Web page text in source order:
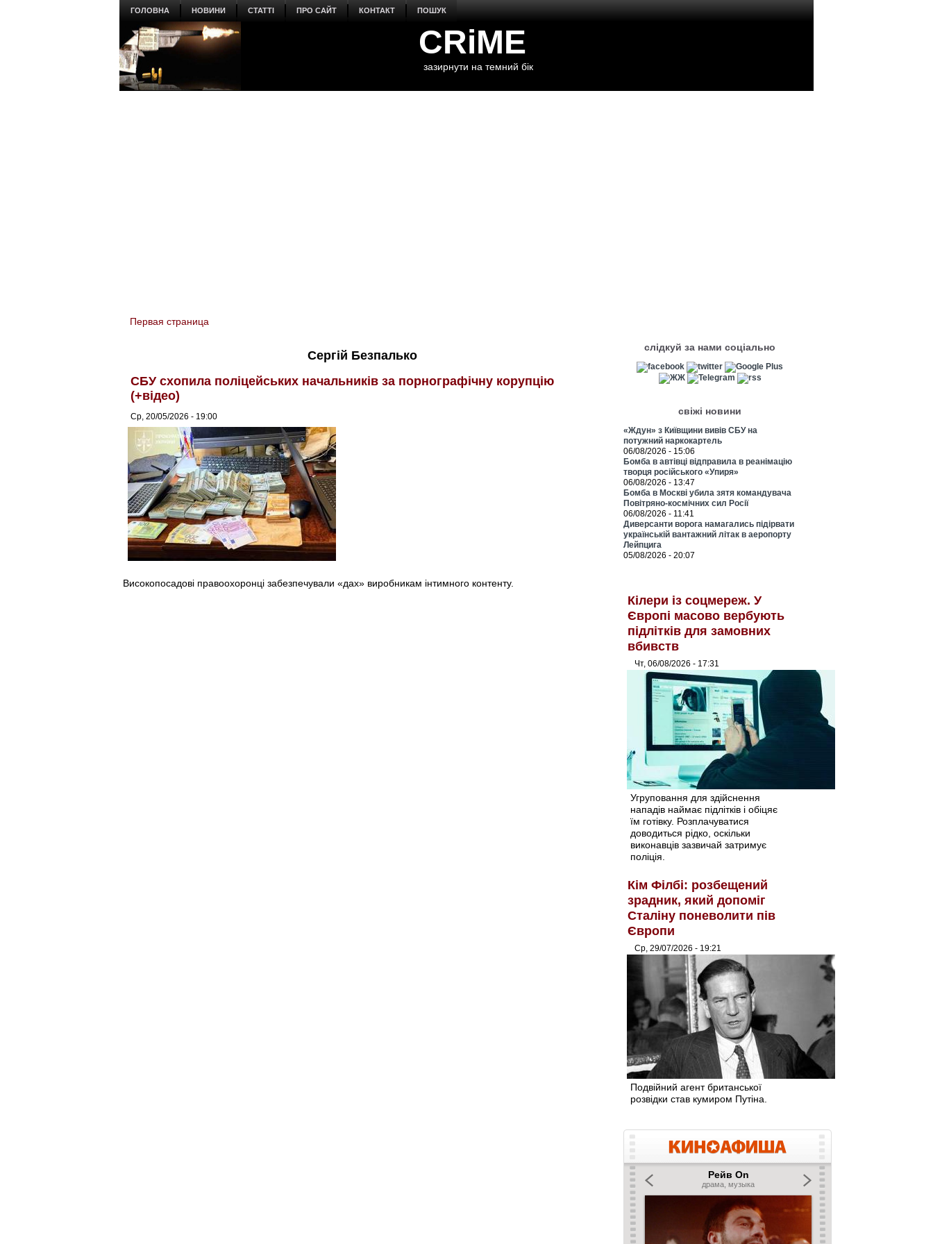
ГОЛОВНА НОВИНИ СТАТТІ ПРО САЙТ КОНТАКТ ПОШУК
CRiME
зазирнути на темний бік
You are here
Первая страница
Сергій Безпалько
СБУ схопила поліцейських начальників за порнографічну корупцію
(+відео)
Ср, 20/05/2026 - 19:00
Високопосадові правоохоронці забезпечували «дах» виробникам інтимного контенту.
слідкуй за нами соціально
свіжі новини
«Ждун» з Київщини вивів СБУ на
потужний наркокартель
06/08/2026 - 15:06
Бомба в автівці відправила в реанімацію
творця російського «Упиря»
06/08/2026 - 13:47
Бомба в Москві убила зятя командувача
Повітряно-космічних сил Росії
06/08/2026 - 11:41
Диверсанти ворога намагались підірвати
українській вантажний літак в аеропорту
Лейпцига
05/08/2026 - 20:07
Кілери із соцмереж. У
Європі масово вербують
підлітків для замовних
вбивств
Чт, 06/08/2026 - 17:31
Угруповання для здійснення
нападів наймає підлітків і обіцяє
їм готівку. Розплачуватися
доводиться рідко, оскільки
виконавців зазвичай затримує
поліція.
Кім Філбі: розбещений
зрадник, який допоміг
Сталіну поневолити пів
Європи
Ср, 29/07/2026 - 19:21
Подвійний агент британської
розвідки став кумиром Путіна.